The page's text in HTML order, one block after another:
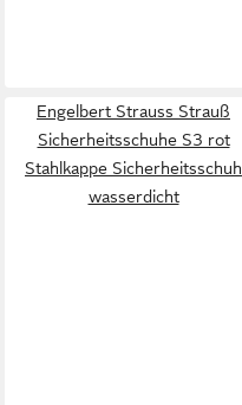
Engelbert Strauss Strauß
Sicherheitsschuhe S3 rot
Stahlkappe Sicherheitsschuh
wasserdicht